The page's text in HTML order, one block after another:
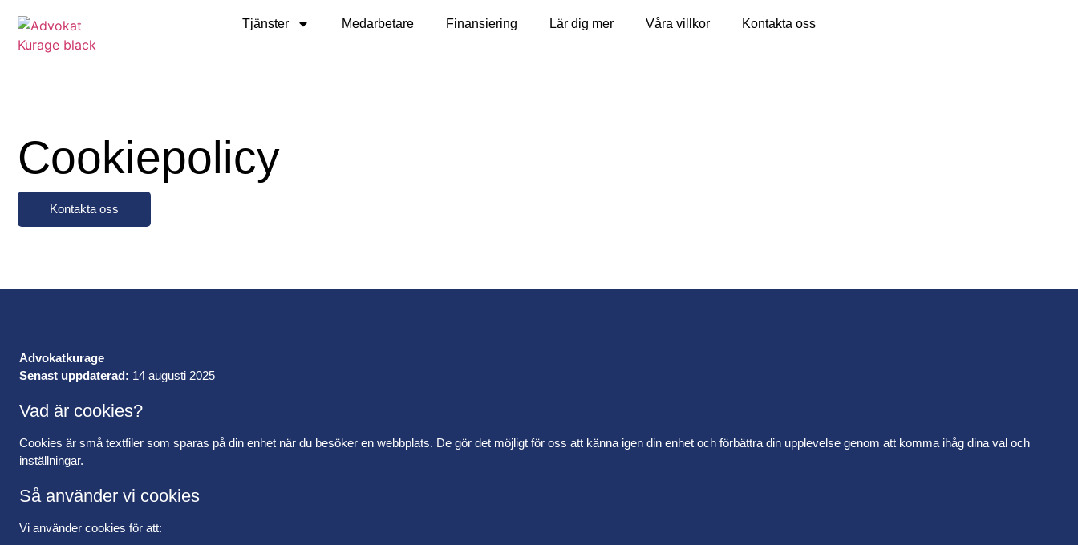
Tjänster Medarbetare Finansiering Lär dig mer Våra villkor Kontakta oss
Cookiepolicy
Kontakta oss
Advokatkurage
Senast uppdaterad: 14 augusti 2025
Vad är cookies?
Cookies är små textfiler som sparas på din enhet när du besöker en webbplats. De gör det möjligt för oss att känna igen din enhet och förbättra din upplevelse genom att komma ihåg dina val och
inställningar.
Så använder vi cookies
Vi använder cookies för att: